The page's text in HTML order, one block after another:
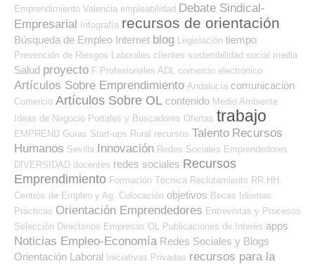
Emprendimiento Valencia empleabilidad Debate Sindical-
Empresarial
Infografía recursos de orientación
Búsqueda de Empleo Internet blog Legislación tiempo
Prevención de Riesgos Laborales clientes sostenibilidad social media
Salud proyecto F Profesionales ADL comercio electrónico
Artículos Sobre Emprendimiento Andalucía comunicación
Comercio Artículos Sobre OL contenido Medio Ambiente
Ideas de Negocio Portales y Buscadores Ofertas trabajo
EMPREND Guías Start-ups Rural recursos Talento Recursos
Humanos Sevilla Innovación Redes Sociales Emprendedores
DIVERSIDAD docentes redes sociales Recursos
Emprendimiento Formación Técnica Reclutamiento RR.HH.
Centros de Empleo y Ag. Colocación objetivos Becas
Idiomas
Prácticas Orientación Emprendedores Entrevistas y Procesos
Selección Directorios Empresas OL Publicaciones de Interés apps
Noticias Empleo-Economía Redes Sociales y Blogs
Orientación Laboral Iniciativas Privadas recursos para la